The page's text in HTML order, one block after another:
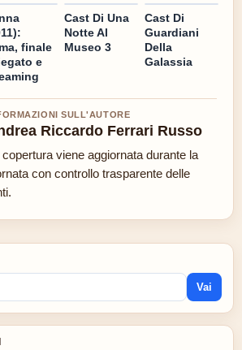
finale
e
Cast Di Una
Notte Al
Museo 3
Cast Di
Guardiani
Della
Galassia
SULL'AUTORE
Riccardo Ferrari Russo
copertura viene aggiornata durante la
con controllo trasparente delle
Vai